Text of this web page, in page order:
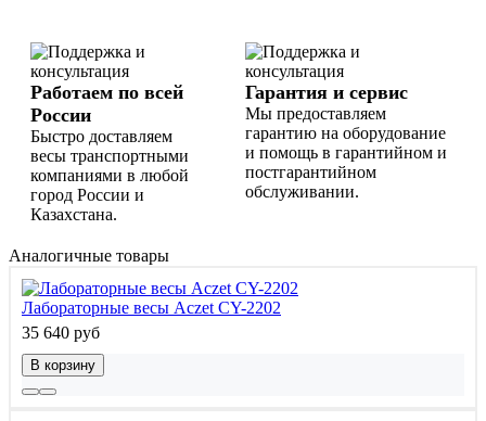
Работаем по всей
России
Быстро доставляем
весы транспортными
компаниями в любой
город России и
Казахстана.
Гарантия и сервис
Мы предоставляем
гарантию на оборудование
и помощь в гарантийном и
постгарантийном
обслуживании.
Аналогичные товары
Лабораторные весы Aczet CY-2202
35 640 руб
В корзину